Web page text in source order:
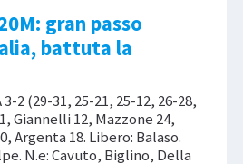
gran passo
battuta la
3-2 (29-31, 25-21, 25-12, 26-28,
Giannelli 12, Mazzone 24,
Argenta 18. Libero: Balaso.
N.e: Cavuto, Biglino, Della